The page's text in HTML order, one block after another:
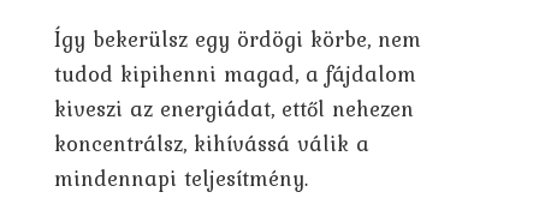
Így bekerülsz egy ördögi körbe, nem
tudod kipihenni magad, a fájdalom
kiveszi az energiádat, ettől nehezen
koncentrálsz, kihívássá válik a
mindennapi teljesítmény.